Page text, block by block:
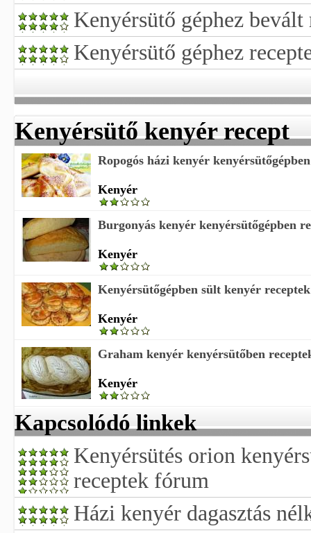
Kenyérsütő géphez bevált
Kenyérsütő géphez
Kenyérsütő kenyér recept
Ropogós házi kenyér
Kenyér
Burgonyás kenyér kenyérsütőgépben
Kenyér
Kenyérsütőgépben sült kenyér receptek
Kenyér
Graham kenyér kenyérsütőben
Kenyér
Kapcsolódó linkek
Kenyérsütés orion
receptek fórum
Házi kenyér dagasztás